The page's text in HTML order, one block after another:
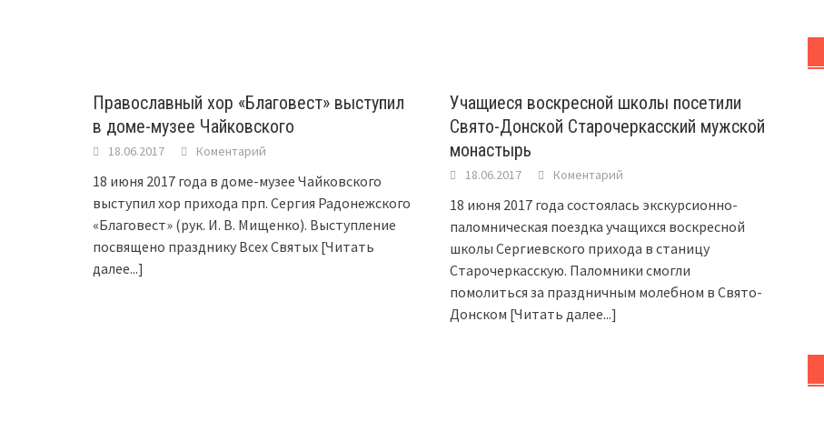
Православный хор «Благовест» выступил
в доме-музее Чайковского
18.06.2017 Коментарий
18 июня 2017 года в доме-музее Чайковского
выступил хор прихода прп. Сергия Радонежского
«Благовест» (рук. И. В. Мищенко). Выступление
посвящено празднику Всех Святых [Читать
далее...]
Учащиеся воскресной школы посетили
Свято-Донской Старочеркасский мужской
монастырь
18.06.2017 Коментарий
18 июня 2017 года состоялась экскурсионно-
паломническая поездка учащихся воскресной
школы Сергиевского прихода в станицу
Старочеркасскую. Паломники смогли
помолиться за праздничным молебном в Свято-
Донском [Читать далее...]